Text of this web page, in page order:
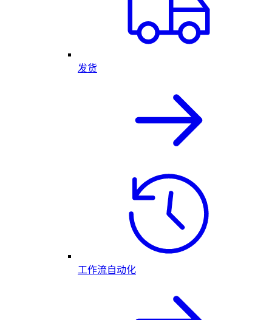
发货
工作流自动化